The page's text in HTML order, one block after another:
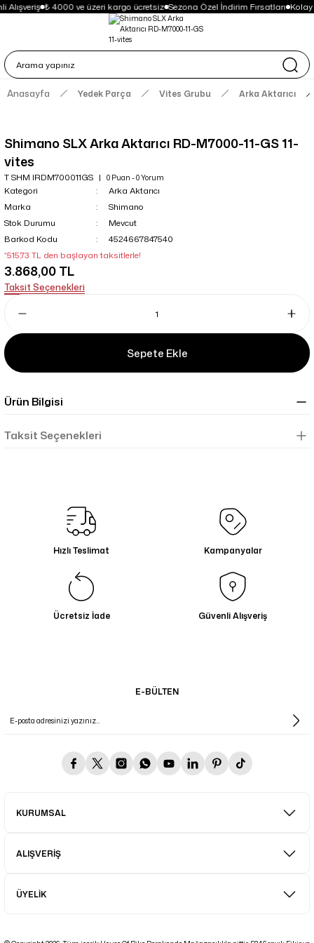
Alışveriş ₺ 4000 ve üzeri kargo ücretsiz Sezona Özel İndirim Fırsatları Kolay
Anasayfa Yedek Parça Vites Grubu Arka Aktarıcı
Shimano SLX Arka Aktarıcı RD-M7000-11-GS 11-
vites
T SHM IRDM700011GS 0 Puan - 0 Yorum
Kategori
Arka Aktarıcı
Marka
Shimano
Stok Durumu
Mevcut
Barkod Kodu
4524667847540
*515,73 TL den başlayan taksitlerle!
3.868,00 TL
Taksit Seçenekleri
Sepete Ekle
Ürün Bilgisi
Taksit Seçenekleri
Hızlı Teslimat Kampanyalar
Ücretsiz İade Güvenli Alışveriş
E-BÜLTEN
KURUMSAL
ALIŞVERİŞ
ÜYELİK